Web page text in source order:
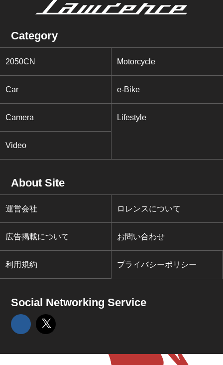
Category
2050CN Motorcycle
Car e-Bike
Camera Lifestyle
Video
About Site
運営会社 ロレンスについて
広告掲載について お問い合わせ
利用規約 プライバシーポリシー
Social Networking Service